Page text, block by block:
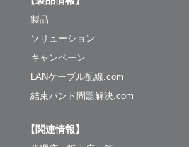
製品
ソリューション
キャンペーン
LANケーブル配線.com
結束バンド問題解決.com
【関連情報】